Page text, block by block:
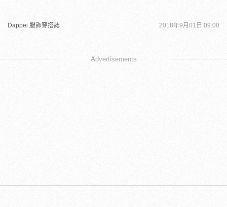
Dappei 服飾穿搭誌 2018年9月01日 09:00
Advertisements